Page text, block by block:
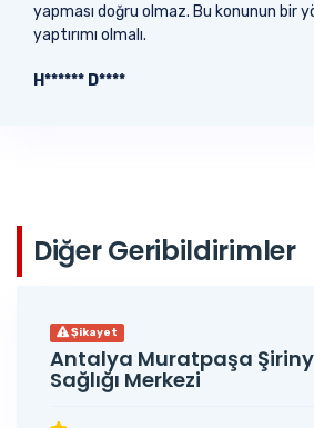
yapması doğru olmaz. Bu konunun bir
yaptırımı olmalı.
H****** D****
Diğer Geribildirimler
Şikayet
Antalya Muratpaşa
Sağlığı Merkezi